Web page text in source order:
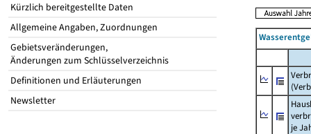
Kürzlich bereitgestellte Daten
Allgemeine Angaben, Zuordnungen
Gebietsveränderungen,
Änderungen zum Schlüsselverzeichnis
Definitionen und Erläuterungen
Newsletter
je